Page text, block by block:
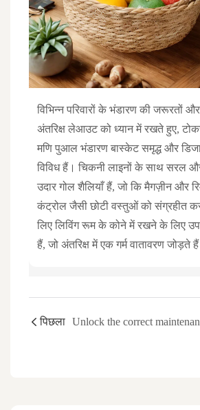
विभिन्न परिवारों के भंडारण की जरूरतों और
अंतरिक्ष लेआउट को ध्यान में रखते हुए,
मणि पुआल भंडारण बास्केट समृद्ध और
विविध हैं। चिकनी लाइनों के साथ सरल
उदार गोल शैलियाँ हैं, जो कि मैगज़ीन और
कंट्रोल जैसी छोटी वस्तुओं को संग्रहीत
लिए लिविंग रूम के कोने में रखने के लिए
हैं, जो अंतरिक्ष में एक गर्म वातावरण जोड़ते
पिछला